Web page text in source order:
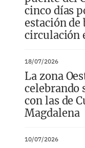
cinco días
estación de
circulación
18/07/2026
La zona
celebrando
con las de
Magdalena
10/07/2026